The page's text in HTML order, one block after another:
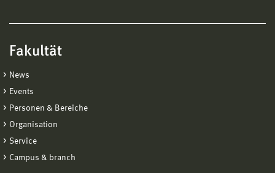
Fakultät
News
Events
Personen & Bereiche
Organisation
Service
Campus & branch